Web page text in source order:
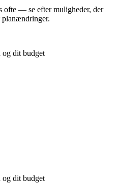
ofte — se efter muligheder, der
og dit budget
og dit budget